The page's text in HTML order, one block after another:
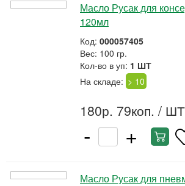
Масло Русак для
120мл
Код: 000057405
Вес: 100 гр.
Кол-во в уп: 1 ШТ
На складе: > 10
180р. 79коп. / ШТ
- +
Масло Русак для